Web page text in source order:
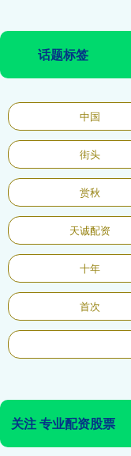
话题标签
中国
街头
赏秋
天诚配资
十年
首次
关注 专业配资股票